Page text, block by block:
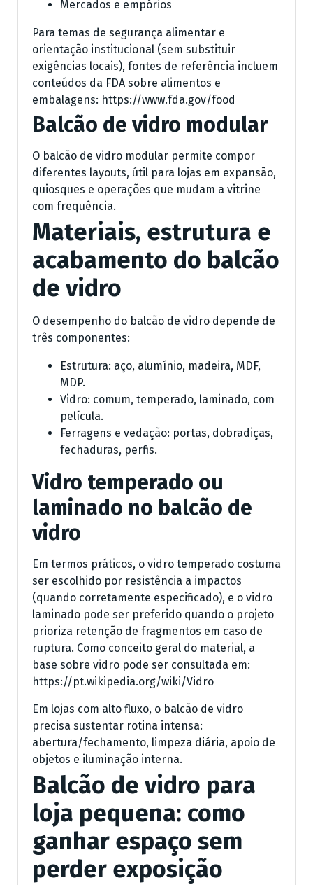
Mercados e empórios
Para temas de segurança alimentar e
orientação institucional (sem substituir
exigências locais), fontes de referência incluem
conteúdos da FDA sobre alimentos e
embalagens: https://www.fda.gov/food
Balcão de vidro modular
O balcão de vidro modular permite compor
diferentes layouts, útil para lojas em expansão,
quiosques e operações que mudam a vitrine
com frequência.
Materiais, estrutura e
acabamento do balcão
de vidro
O desempenho do balcão de vidro depende de
três componentes:
Estrutura: aço, alumínio, madeira, MDF,
MDP.
Vidro: comum, temperado, laminado, com
película.
Ferragens e vedação: portas, dobradiças,
fechaduras, perfis.
Vidro temperado ou
laminado no balcão de
vidro
Em termos práticos, o vidro temperado costuma
ser escolhido por resistência a impactos
(quando corretamente especificado), e o vidro
laminado pode ser preferido quando o projeto
prioriza retenção de fragmentos em caso de
ruptura. Como conceito geral do material, a
base sobre vidro pode ser consultada em:
https://pt.wikipedia.org/wiki/Vidro
Em lojas com alto fluxo, o balcão de vidro
precisa sustentar rotina intensa:
abertura/fechamento, limpeza diária, apoio de
objetos e iluminação interna.
Balcão de vidro para
loja pequena: como
ganhar espaço sem
perder exposição